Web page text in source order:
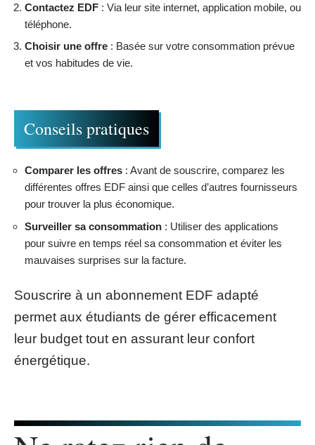
Contactez EDF : Via leur site internet, application mobile, ou
téléphone.
Choisir une offre : Basée sur votre consommation prévue
et vos habitudes de vie.
Conseils pratiques
Comparer les offres : Avant de souscrire, comparez les
différentes offres EDF ainsi que celles d’autres fournisseurs
pour trouver la plus économique.
Surveiller sa consommation : Utiliser des applications
pour suivre en temps réel sa consommation et éviter les
mauvaises surprises sur la facture.
Souscrire à un abonnement EDF adapté
permet aux étudiants de gérer efficacement
leur budget tout en assurant leur confort
énergétique.